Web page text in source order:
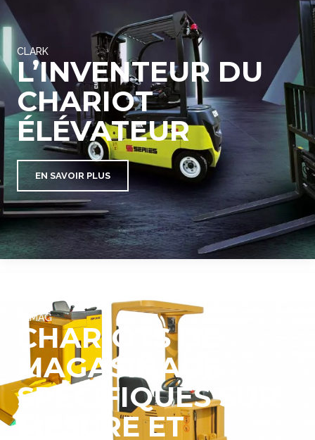
CLARK
L’INVENTEUR DU
CHARIOT
ÉLÉVATEUR
EN SAVOIR PLUS
SAMAG
CHARIOTS DE
MAGASINAGE
SPÉCIFIQUES SUR
MESURE ET